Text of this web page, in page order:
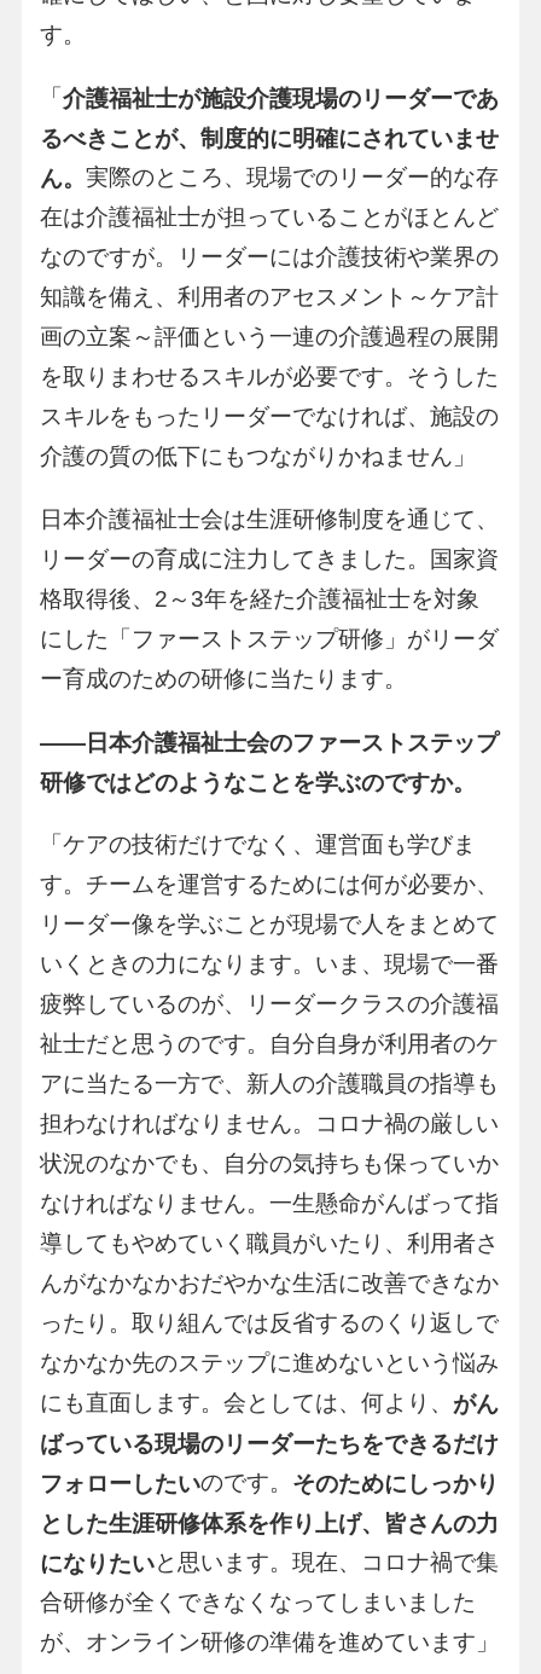
す。
「 介護福祉士が施設介護現場のリーダーであ
るべきことが、制度的に明確にされていませ
ん。 実際のところ、現場でのリーダー的な存
在は介護福祉士が担っていることがほとんど
なのですが。リーダーには介護技術や業界の
知識を備え、利用者のアセスメント～ケア計
画の立案～評価という一連の介護過程の展開
を取りまわせるスキルが必要です。そうした
スキルをもったリーダーでなければ、施設の
介護の質の低下にもつながりかねません」
日本介護福祉士会は生涯研修制度を通じて、
リーダーの育成に注力してきました。国家資
格取得後、2～3年を経た介護福祉士を対象
にした「ファーストステップ研修」がリーダ
ー育成のための研修に当たります。
――日本介護福祉士会のファーストステップ
研修ではどのようなことを学ぶのですか。
「ケアの技術だけでなく、運営面も学びま
す。チームを運営するためには何が必要か、
リーダー像を学ぶことが現場で人をまとめて
いくときの力になります。いま、現場で一番
疲弊しているのが、リーダークラスの介護福
祉士だと思うのです。自分自身が利用者のケ
アに当たる一方で、新人の介護職員の指導も
担わなければなりません。コロナ禍の厳しい
状況のなかでも、自分の気持ちも保っていか
なければなりません。一生懸命がんばって指
導してもやめていく職員がいたり、利用者さ
んがなかなかおだやかな生活に改善できなか
ったり。取り組んでは反省するのくり返しで
なかなか先のステップに進めないという悩み
にも直面します。会としては、何より、 がん
ばっている現場のリーダーたちをできるだけ
フォローしたいのです。 そのためにしっかり
とした生涯研修体系を作り上げ、皆さんの力
になりたいと思います。現在、コロナ禍で集
合研修が全くできなくなってしまいました
が、オンライン研修の準備を進めています」